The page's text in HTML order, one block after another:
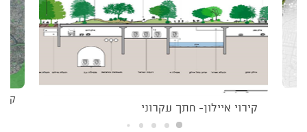
קירוי איילון- חתך עקרוני